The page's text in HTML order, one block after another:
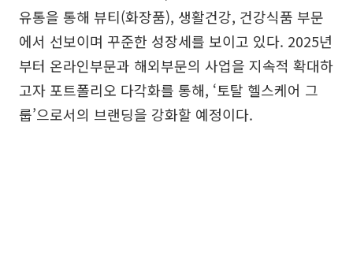
유통을 통해 뷰티(화장품), 생활건강, 건강식품 부문
에서 선보이며 꾸준한 성장세를 보이고 있다. 2025년
부터 온라인부문과 해외부문의 사업을 지속적 확대하
고자 포트폴리오 다각화를 통해, ‘토탈 헬스케어 그
룹’으로서의 브랜딩을 강화할 예정이다.